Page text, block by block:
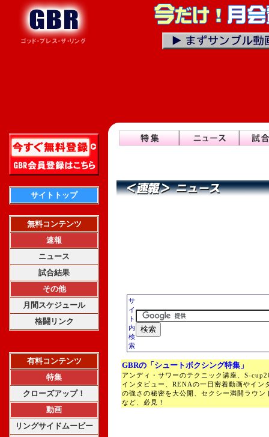
サイトトップ
無料コンテンツ
速報
ニュース
試合結果
その他
月間スケジュール
格闘リンク
有料コンテンツ
特集
クローズアップ！
動画
リングサイドムービー
サ
イ
ト
内
検
索
GBRの「シュートボクシング特集」
アンディ・サワーのテクニック講座、S-
インタビュー、RENAの一日密着動画やイン
の強さの秘密を大公開、セクシー満開ラウ
など、必見！